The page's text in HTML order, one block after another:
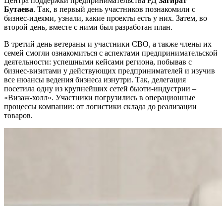
Бутаева. Так, в первый день участников познакомили с
бизнес-идеями, узнали, какие проекты есть у них. Затем, во
второй день, вместе с ними был разработан план.
В третий день ветераны и участники СВО, а также члены их
семей смогли ознакомиться с аспектами предпринимательской
деятельности: успешными кейсами региона, побывав с
бизнес-визитами у действующих предпринимателей и изучив
все нюансы ведения бизнеса изнутри. Так, делегация
посетила одну из крупнейших сетей бьюти-индустрии –
«Визаж-холл». Участники погрузились в операционные
процессы компании: от логистики склада до реализации
товаров.